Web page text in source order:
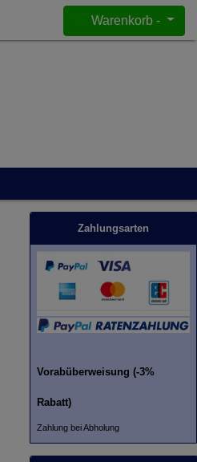
Warenkorb -
Zahlungsarten
Vorabüberweisung (-3%
Rabatt)
Zahlung bei Abholung